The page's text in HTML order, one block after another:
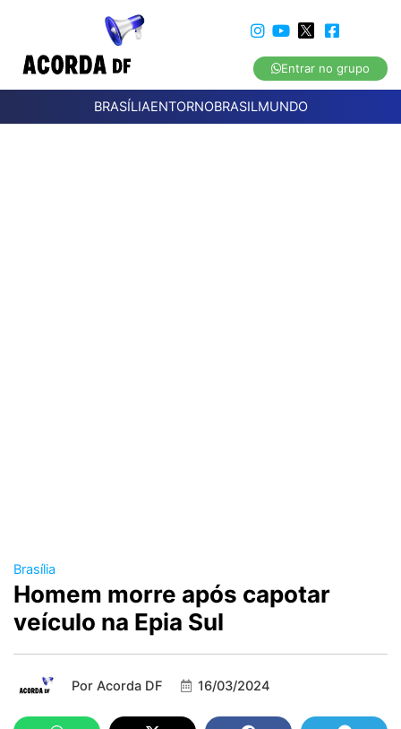
Entrar no grupo
BRASÍLIAENTORNOBRASILMUNDO
Brasília
Homem morre após capotar
veículo na Epia Sul
Por Acorda DF 16/03/2024